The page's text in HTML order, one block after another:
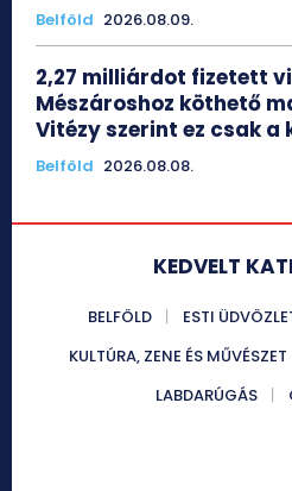
Belföld 2026.08.09.
2,27 milliárdot fizetett
Mészároshoz köthető
Vitézy szerint ez csak a
Belföld 2026.08.08.
KEDVELT
BELFÖLD ESTI
KULTÚRA, ZENE ÉS MŰVÉSZET
LABDARÚGÁS